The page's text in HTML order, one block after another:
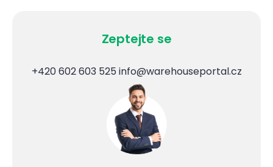
Zeptejte se
+420 602 603 525 info@warehouseportal.cz